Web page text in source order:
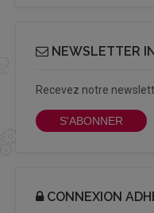
NEWSLETTER
Recevez notre
S'ABONNER
CONNEXION